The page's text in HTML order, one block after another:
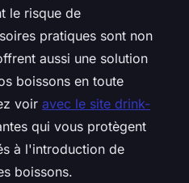
le risque de
pratiques sont non
aussi une solution
boissons en toute
voir avec le site drink-
qui vous protègent
à l'introduction de
boissons.